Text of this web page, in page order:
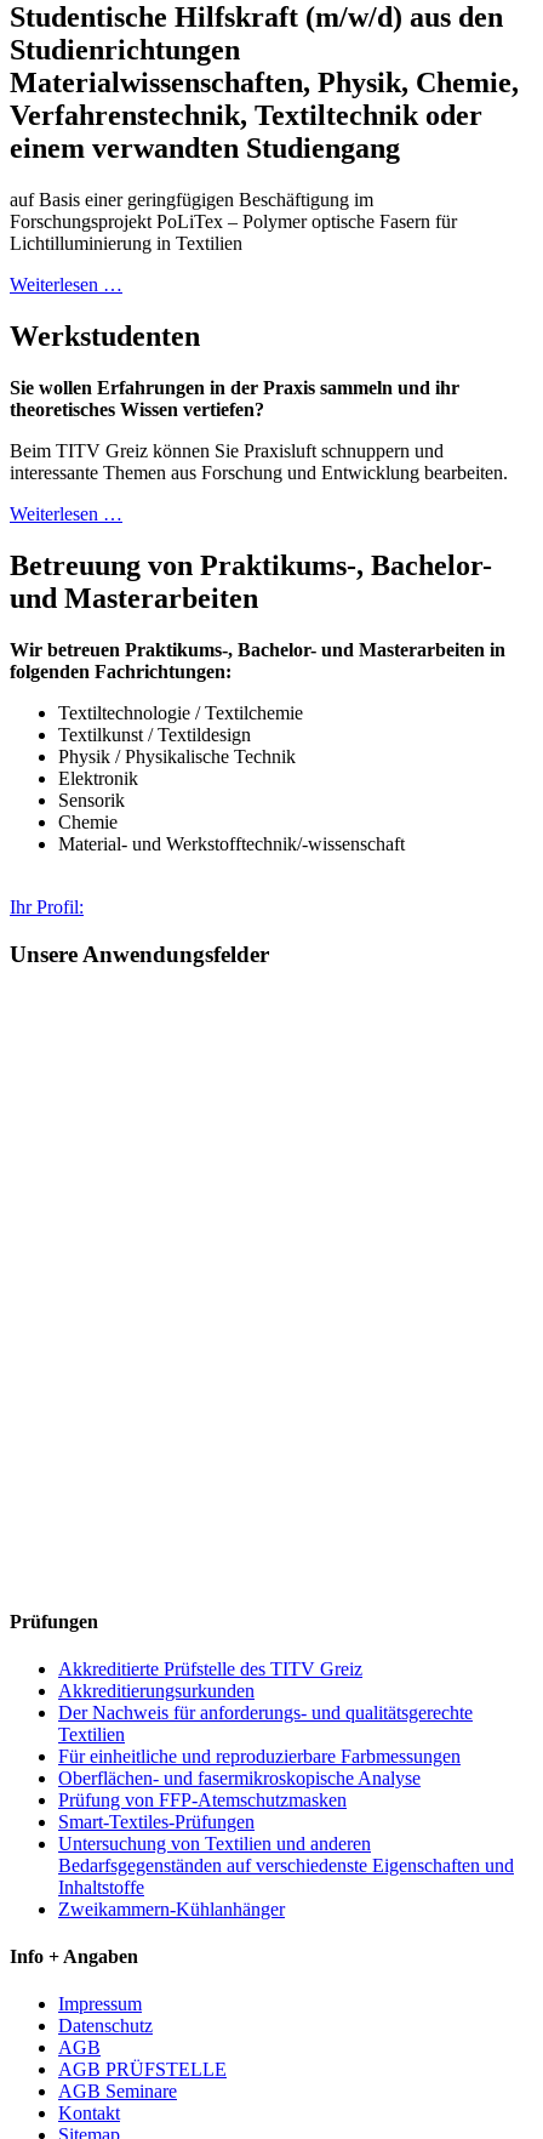
Studentische Hilfskraft (m/w/d) aus den
Studienrichtungen
Materialwissenschaften, Physik, Chemie,
Verfahrenstechnik, Textiltechnik oder
einem verwandten Studiengang
auf Basis einer geringfügigen Beschäftigung im
Forschungsprojekt PoLiTex – Polymer optische Fasern für
Lichtilluminierung in Textilien
Weiterlesen …
Werkstudenten
Sie wollen Erfahrungen in der Praxis sammeln und ihr
theoretisches Wissen vertiefen?
Beim TITV Greiz können Sie Praxisluft schnuppern und
interessante Themen aus Forschung und Entwicklung bearbeiten.
Weiterlesen …
Betreuung von Praktikums-, Bachelor-
und Masterarbeiten
Wir betreuen Praktikums-, Bachelor- und Masterarbeiten in
folgenden Fachrichtungen:
Textiltechnologie / Textilchemie
Textilkunst / Textildesign
Physik / Physikalische Technik
Elektronik
Sensorik
Chemie
Material- und Werkstofftechnik/-wissenschaft
Ihr Profil:
Unsere Anwendungsfelder
Prüfungen
Akkreditierte Prüfstelle des TITV Greiz
Akkreditierungsurkunden
Der Nachweis für anforderungs- und qualitätsgerechte
Textilien
Für einheitliche und reproduzierbare Farbmessungen
Oberflächen- und fasermikroskopische Analyse
Prüfung von FFP-Atemschutzmasken
Smart-Textiles-Prüfungen
Untersuchung von Textilien und anderen
Bedarfsgegenständen auf verschiedenste Eigenschaften und
Inhaltstoffe
Zweikammern-Kühlanhänger
Info + Angaben
Impressum
Datenschutz
AGB
AGB PRÜFSTELLE
AGB Seminare
Kontakt